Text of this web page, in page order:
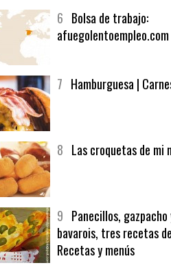
afuegolentoempleo.com